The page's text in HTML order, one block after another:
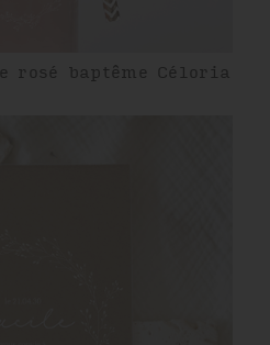
rosé baptême Céloria